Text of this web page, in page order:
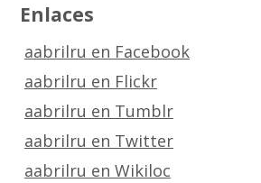
Enlaces
aabrilru en Facebook
aabrilru en Flickr
aabrilru en Tumblr
aabrilru en Twitter
aabrilru en Wikiloc